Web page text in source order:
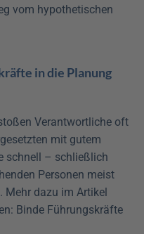
vom hypothetischen
in die Planung
Verantwortliche oft
mit gutem
schnell – schließlich
Personen meist
Mehr dazu im Artikel
Binde Führungskräfte